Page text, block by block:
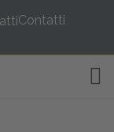
Contatti